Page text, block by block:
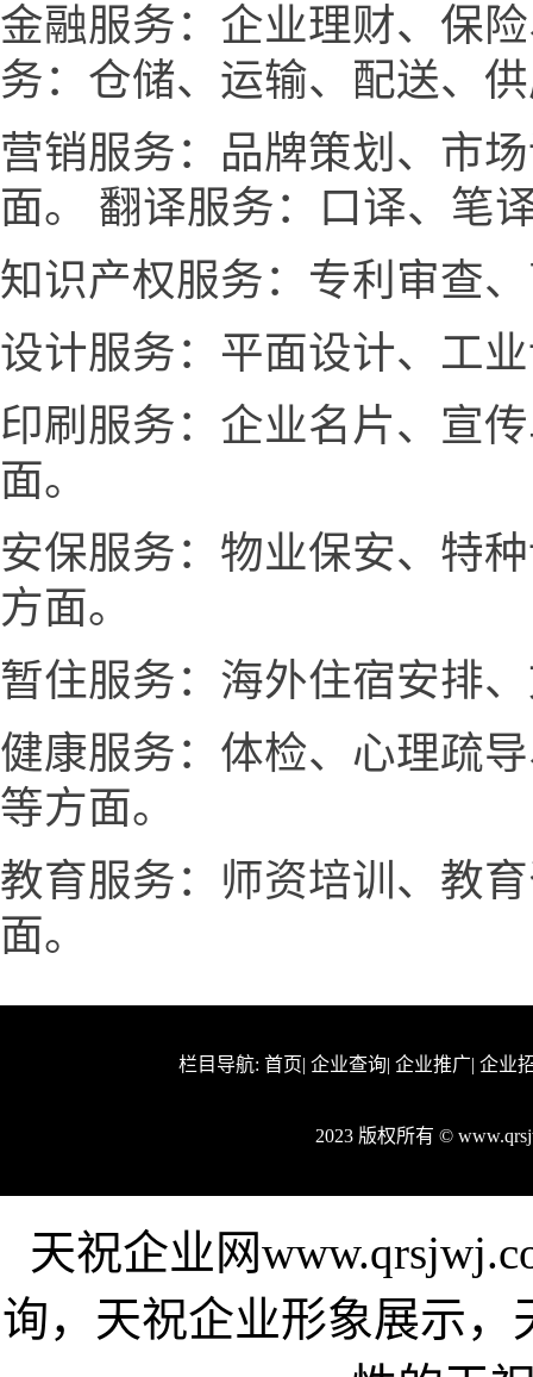
金融服务：企业理财、保
务：仓储、运输、配送、
营销服务：品牌策划、市
面。 翻译服务：口译、笔
知识产权服务：专利审查
设计服务：平面设计、工
印刷服务：企业名片、宣
面。
安保服务：物业保安、特
方面。
暂住服务：海外住宿安排
健康服务：体检、心理疏
等方面。
教育服务：师资培训、教
面。
栏目导航: 首页| 企业查询| 企业推广| 企业
2023 版权所有 ©
天祝企业网
询，天祝企业形象展示